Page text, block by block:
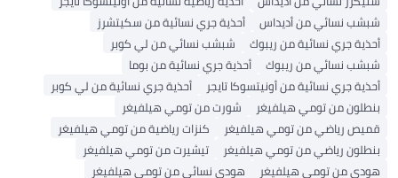
شبشب نسائي من أديداس
أحذية جري نسائية من سكيتشرز
أحذية جري نسائية من ريبوك
شبشب نسائي من لي كوبر
شبشب نسائي من ريبوك
أحذية جري نسائية من بوما
أحذية جري نسائية من أونيتسوكا تايجر
أحذية جري نسائية من لي كوبر
بنطلون من تومي هيلفيغر
شورت من تومي هيلفيغر
قميص رياضي من تومي هيلفيغر
كنزات رياضية من تومي هيلفيغر
بنطلون رياضي من تومي هيلفيغر
تيشيرت من تومي هيلفيغر
هودي من تومي هيلفيغر
هودي نسائي من تومي هيلفيغر